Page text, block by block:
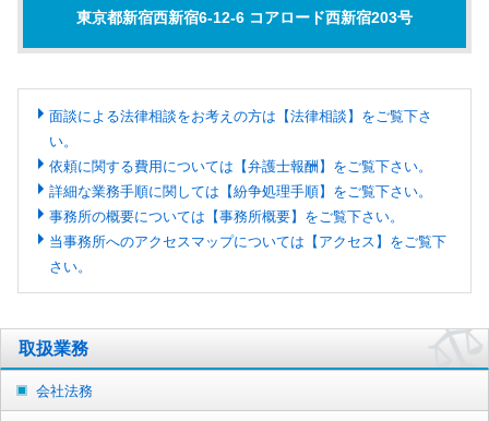
東京都新宿西新宿6-12-6 コアロード西新宿203号
面談による法律相談をお考えの方は【法律相談】をご覧下さ
い。
依頼に関する費用については【弁護士報酬】をご覧下さい。
詳細な業務手順に関しては【紛争処理手順】をご覧下さい。
事務所の概要については【事務所概要】をご覧下さい。
当事務所へのアクセスマップについては【アクセス】をご覧下
さい。
取扱業務
会社法務